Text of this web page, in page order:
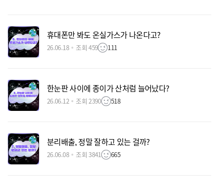
휴대폰만 봐도 온실가스가 나온다고?
26.06.18 조회 459 111
한눈판 사이에 종이가 산처럼 늘어났다?
26.06.12 조회 2390 518
분리배출, 정말 잘하고 있는 걸까?
26.06.08 조회 3841 665